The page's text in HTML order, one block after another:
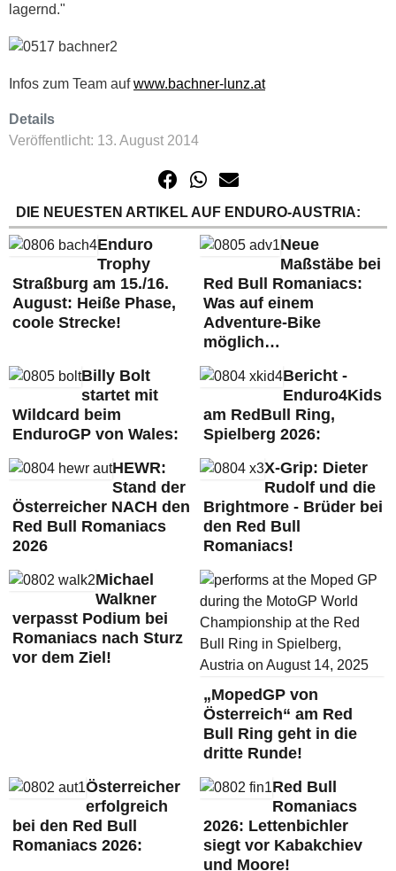
lagernd."
Infos zum Team aufwww.bachner-lunz.at
Details
Veröffentlicht: 13. August 2014
DIE NEUESTEN ARTIKEL AUF ENDURO-AUSTRIA:
Enduro
Trophy
Straßburg am 15./16.
August: Heiße Phase,
coole Strecke!
Neue
Maßstäbe bei
Red Bull Romaniacs:
Was auf einem
Adventure-Bike
möglich…
Billy Bolt
startet mit
Wildcard beim
EnduroGP von Wales:
Bericht -
Enduro4Kids
am RedBull Ring,
Spielberg 2026:
HEWR:
Stand der
Österreicher NACH den
Red Bull Romaniacs
2026
X-Grip: Dieter
Rudolf und die
Brightmore - Brüder bei
den Red Bull
Romaniacs!
Michael
Walkner
verpasst Podium bei
Romaniacs nach Sturz
vor dem Ziel!
„MopedGP von
Österreich“ am Red
Bull Ring geht in die
dritte Runde!
Österreicher
erfolgreich
bei den Red Bull
Romaniacs 2026:
Red Bull
Romaniacs
2026: Lettenbichler
siegt vor Kabakchiev
und Moore!